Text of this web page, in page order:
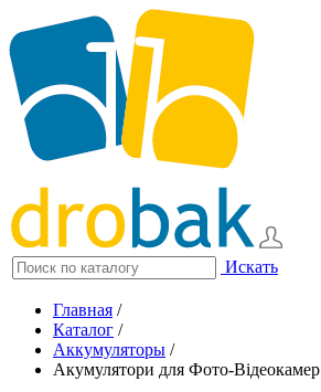
Искать
Главная /
Каталог /
Аккумуляторы /
Акумулятори для Фото-Відеокамер